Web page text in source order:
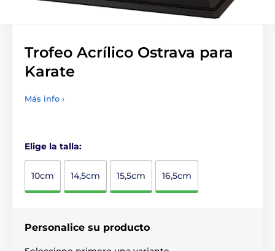
Trofeo Acrílico Ostrava para
Karate
Más info ›
Elige la talla:
10cm 14,5cm 15,5cm 16,5cm
Personalice su producto